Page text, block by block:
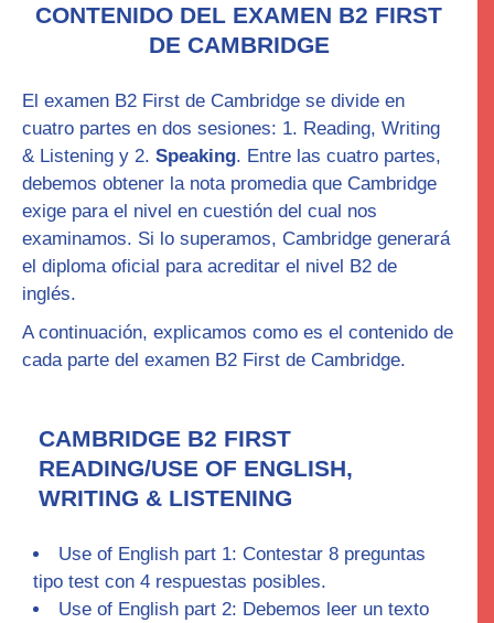
CONTENIDO DEL EXAMEN B2 FIRST
DE CAMBRIDGE
El examen B2 First de Cambridge se divide en
cuatro partes en dos sesiones: 1. Reading, Writing
& Listening y 2. Speaking. Entre las cuatro partes,
debemos obtener la nota promedia que Cambridge
exige para el nivel en cuestión del cual nos
examinamos. Si lo superamos, Cambridge generará
el diploma oficial para acreditar el nivel B2 de
inglés.
A continuación, explicamos como es el contenido de
cada parte del examen B2 First de Cambridge.
CAMBRIDGE B2 FIRST
READING/USE OF ENGLISH,
WRITING & LISTENING
Use of English part 1: Contestar 8 preguntas
tipo test con 4 respuestas posibles.
Use of English part 2: Debemos leer un texto